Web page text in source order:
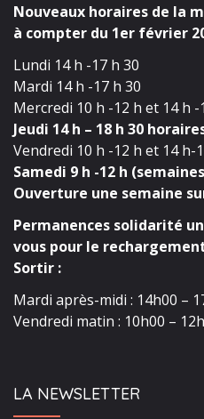
Nouveaux horaires de la
à compter du 1er février
Lundi 14 h -17 h 30
Mardi 14 h -17 h 30
Mercredi 10 h -12 h et 14 h -
Jeudi 14 h – 18 h 30
Vendredi 10 h -12 h et 14 h-
Samedi 9 h -12 h
Ouverture une semaine
Permanences solidarité
vous pour le
Sortir :
Mardi après-midi : 14h00 –
Vendredi matin : 10h00 –
LA NEWSLETTER